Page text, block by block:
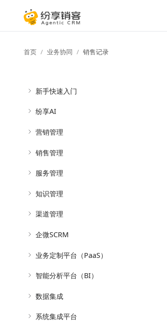
首页 业务协同 销售记录
新手快速入门
纷享AI
营销管理
销售管理
服务管理
知识管理
渠道管理
企微SCRM
业务定制平台（PaaS）
智能分析平台（BI）
数据集成
系统集成平台